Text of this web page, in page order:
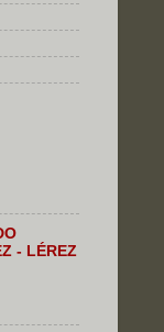
- LÉREZ